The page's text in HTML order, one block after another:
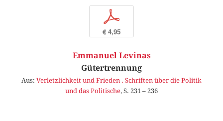
p
€ 4,95
Emmanuel Levinas
Gütertrennung
Aus: Verletzlichkeit und Frieden . Schriften über die Politik
und das Politische, S. 231 – 236